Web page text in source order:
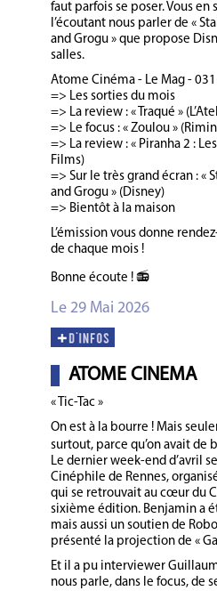
faut parfois se poser. Vous
l’écoutant nous parler de «
and Grogu » que propose
salles.
Atome Cinéma - Le Mag -
=> Les sorties du mois
=> La review : « Traqué »
=> Le focus : « Zoulou »
=> La review : « Piranha 2 :
Films)
=> Sur le très grand écran : «
and Grogu » (Disney)
=> Bientôt à la maison
L’émission vous donne
de chaque mois !
Bonne écoute ! 📻
Le 29 Mai 2026
ATOME CINEMA
« Tic-Tac »
On est à la bourre ! Mais
surtout, parce qu’on avait de
Le dernier week-end d’avril
Cinéphile de Rennes,
qui se retrouvait au cœur du
sixième édition. Benjamin a
mais aussi un soutien de
présenté la projection de «
Et il a pu interviewer
nous parle, dans le focus, de